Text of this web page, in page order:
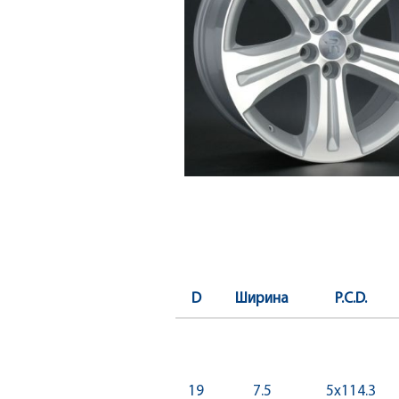
D Ширина P.C.D.
19 7.5 5x114.3